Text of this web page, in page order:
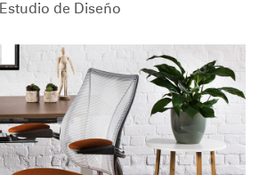
Estudio de Diseño